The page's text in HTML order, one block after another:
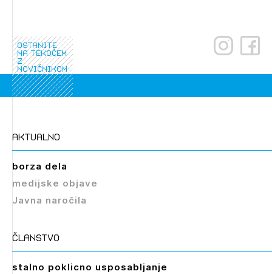
Izbrana vsebina je namenjena le ZAPS
registriranim uporabnikom. Da lahko do nje
ostanite
na tekočem
z
novičnikom
aktualno
borza dela
medijske objave
Javna naročila
članstvo
stalno poklicno usposabljanje